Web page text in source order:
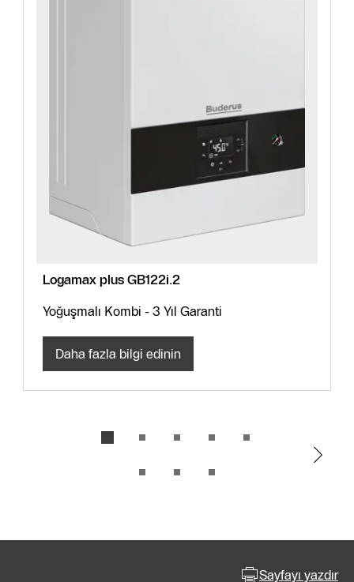
Logamax plus GB122i.2
Yoğuşmalı Kombi - 3 Yıl Garanti
Daha fazla bilgi edinin
Sayfayı yazdır